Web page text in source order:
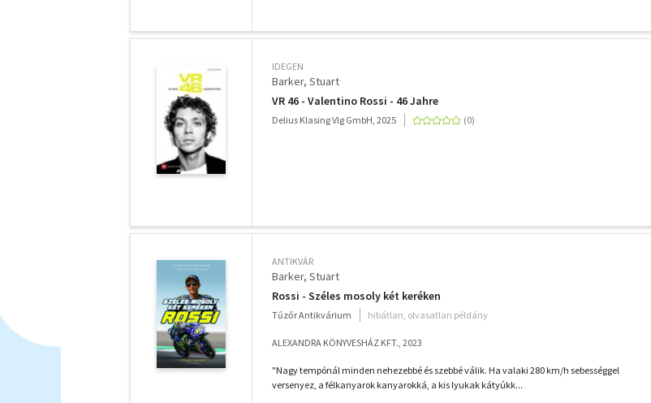
IDEGEN
Barker, Stuart
VR 46 - Valentino Rossi - 46 Jahre
Delius Klasing Vlg GmbH, 2025
ANTIKVÁR
Barker, Stuart
Rossi - Széles mosoly két keréken
Tűzőr Antikvárium hibátlan, olvasatlan példány
ALEXANDRA KÖNYVESHÁZ KFT., 2023
"Nagy tempónál minden nehezebbé és szebbé válik. Ha valaki 280 km/h sebességgel
versenyez, a félkanyarok kanyarokká, a kis lyukak kátyúkk...